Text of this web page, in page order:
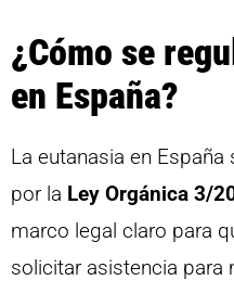
¿Cómo se
en España?
La eutanasia en
por la Ley Orgánica 3/
marco legal claro para
solicitar asistencia para